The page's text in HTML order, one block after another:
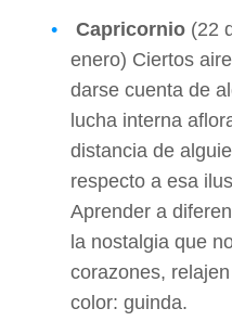
Capricornio (22
enero) Ciertos
darse cuenta de
lucha interna
distancia de
respecto a esa
Aprender a
la nostalgia que
corazones,
color: guinda.